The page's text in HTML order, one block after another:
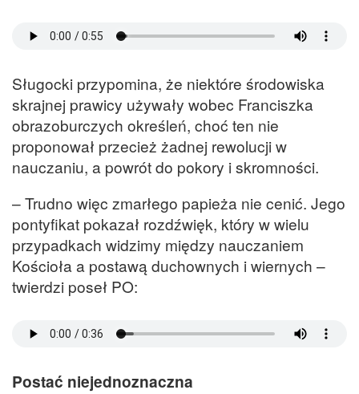
Sługocki przypomina, że niektóre środowiska
skrajnej prawicy używały wobec Franciszka
obrazoburczych określeń, choć ten nie
proponował przecież żadnej rewolucji w
nauczaniu, a powrót do pokory i skromności.
– Trudno więc zmarłego papieża nie cenić. Jego
pontyfikat pokazał rozdźwięk, który w wielu
przypadkach widzimy między nauczaniem
Kościoła a postawą duchownych i wiernych –
twierdzi poseł PO:
Postać niejednoznaczna